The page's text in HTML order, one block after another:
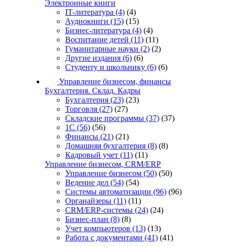
Электронные книги
IT-литература (4) (4)
Аудиокниги (15) (15)
Бизнес-литература (4) (4)
Воспитание детей (11) (11)
Гуманитарные науки (2) (2)
Другие издания (6) (6)
Студенту и школьнику (6) (6)
Управление бизнесом, финансы
Бухгалтерия. Склад. Кадры
Бухгалтерия (23) (23)
Торговля (27) (27)
Складские программы (37) (37)
1С (56) (56)
Финансы (21) (21)
Домашняя бухгалтерия (8) (8)
Кадровый учет (11) (11)
Управление бизнесом, CRM/ERP
Управление бизнесом (50) (50)
Ведение дел (54) (54)
Системы автоматизации (96) (96)
Органайзеры (11) (11)
CRM/ERP-системы (24) (24)
Бизнес-план (8) (8)
Учет компьютеров (13) (13)
Работа с документами (41) (41)